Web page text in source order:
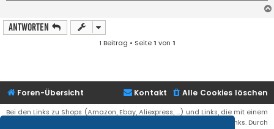
Antworten
1 Beitrag • Seite1 von 1
Foren-Übersicht Alle Cookies löschen
Kontakt
Bei den Links zu Shops (Amazon, Ebay, Aliexpress, ...) und Links, die mit einem
Stern (*) markiert sind, kann es sich um sogenannte Affiliate Links. Durch